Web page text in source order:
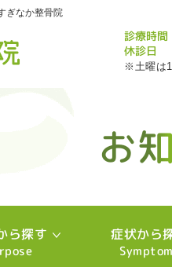
ぎなか整骨院
診療時間
休診日
※土曜は
お
お
お
お
お
お
お
お
お
お
お
お
お
お
お
お
お
お
お
お
お
お
お
お
お
お
お
お
お
お
お
お
お
お
お
お
お
お
お
お
お
お
お
お
お
お
お
お
お
お
お
お
お
お
お
お
お
お
お
お
お
お
お
お
お
お
ら探す 症状から